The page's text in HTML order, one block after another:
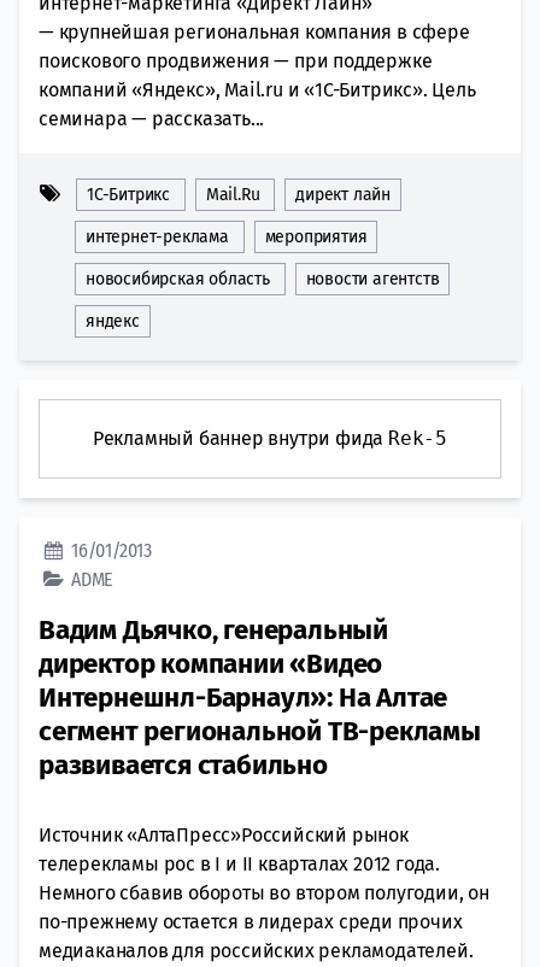
— крупнейшая региональная компания в сфере
поискового продвижения — при поддержке
компаний «Яндекс», Mail.ru и «1C-Битрикс». Цель
семинара — рассказать...
1С-Битрикс Mail.Ru директ лайн
интернет-реклама мероприятия
новосибирская область новости агентств
яндекс
Рекламный баннер внутри фида Rek-5
16/01/2013
ADME
Вадим Дьячко, генеральный
директор компании «Видео
Интернешнл-Барнаул»: На Алтае
сегмент региональной ТВ-рекламы
развивается стабильно
Источник «АлтаПресс»Российский рынок
телерекламы рос в I и II кварталах 2012 года.
Немного сбавив обороты во втором полугодии, он
по-прежнему остается в лидерах среди прочих
медиаканалов для российских рекламодателей.